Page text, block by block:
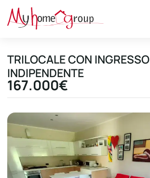
TRILOCALE CON INGRESSO
INDIPENDENTE
167.000€